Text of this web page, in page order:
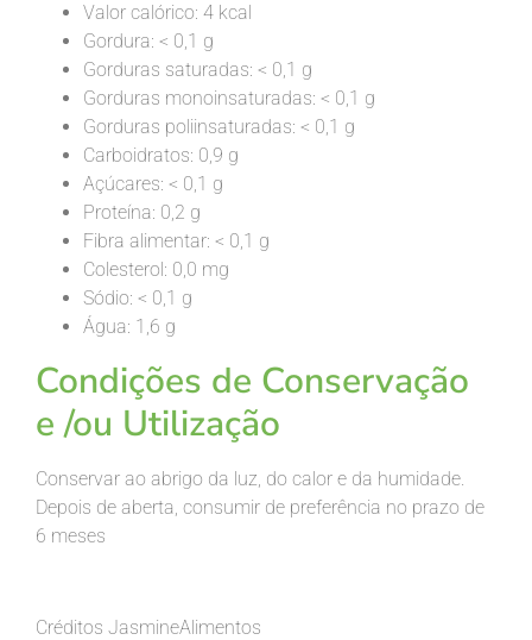
Valor calórico: 4 kcal
Gordura: < 0,1 g
Gorduras saturadas: < 0,1 g
Gorduras monoinsaturadas: < 0,1 g
Gorduras poliinsaturadas: < 0,1 g
Carboidratos: 0,9 g
Açúcares: < 0,1 g
Proteína: 0,2 g
Fibra alimentar: < 0,1 g
Colesterol: 0,0 mg
Sódio: < 0,1 g
Água: 1,6 g
Condições de Conservação
e /ou Utilização
Conservar ao abrigo da luz, do calor e da humidade.
Depois de aberta, consumir de preferência no prazo de
6 meses
Créditos JasmineAlimentos